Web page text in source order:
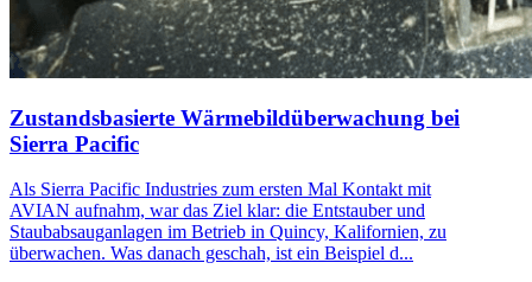
Zustandsbasierte Wärmebildüberwachung bei
Sierra Pacific
Als Sierra Pacific Industries zum ersten Mal Kontakt mit
AVIAN aufnahm, war das Ziel klar: die Entstauber und
Staubabsauganlagen im Betrieb in Quincy, Kalifornien, zu
überwachen. Was danach geschah, ist ein Beispiel d...